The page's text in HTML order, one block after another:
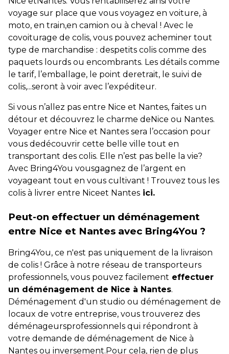
voyage sur place que vous voyagez en voiture, à
moto, en train,en camion ou à cheval ! Avec le
covoiturage de colis, vous pouvez acheminer tout
type de marchandise : despetits colis comme des
paquets lourds ou encombrants. Les détails comme
le tarif, l’emballage, le point deretrait, le suivi de
colis,...seront à voir avec l’expéditeur.
Si vous n’allez pas entre Nice et Nantes, faites un
détour et découvrez le charme deNice ou Nantes.
Voyager entre Nice et Nantes sera l’occasion pour
vous dedécouvrir cette belle ville tout en
transportant des colis. Elle n’est pas belle la vie?
Avec Bring4You vousgagnez de l’argent en
voyageant tout en vous cultivant ! Trouvez tous les
colis à livrer entre Niceet Nantes ici.
Peut-on effectuer un déménagement
entre Nice et Nantes avec Bring4You ?
Bring4You, ce n'est pas uniquement de la livraison
de colis ! Grâce à notre réseau de transporteurs
professionnels, vous pouvez facilement effectuer
un déménagement de Nice à Nantes.
Déménagement d'un studio ou déménagement de
locaux de votre entreprise, vous trouverez des
déménageursprofessionnels qui répondront à
votre demande de déménagement de Nice à
Nantes ou inversement.Pour cela, rien de plus